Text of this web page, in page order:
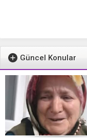
Güncel Konular